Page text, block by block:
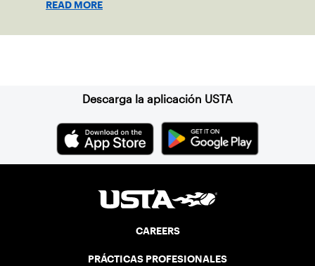
READ MORE
Descarga la aplicación USTA
CAREERS
PRÁCTICAS PROFESIONALES